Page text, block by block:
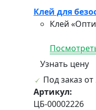
Клей для
Клей
Узнать цену
Под заказ от
Артикул:
ЦБ-00002226